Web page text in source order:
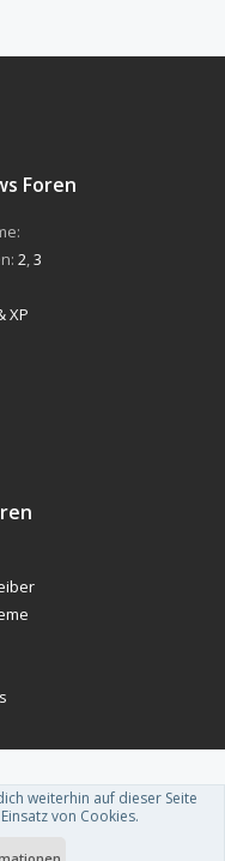
Foren
2 3
XP
von xenDach
.
weiterhin auf dieser Seite
von Cookies.